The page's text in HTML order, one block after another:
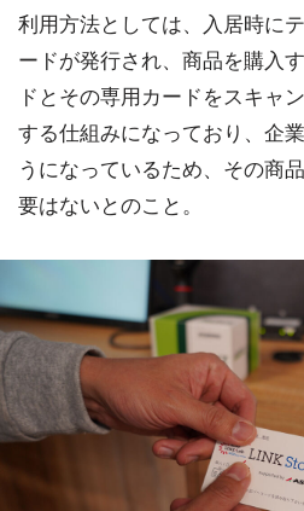
利用方法としては、入居時に
ードが発行され、商品を購入
ドとその専用カードをスキャ
する仕組みになっており、企
うになっているため、その商
要はないとのこと。